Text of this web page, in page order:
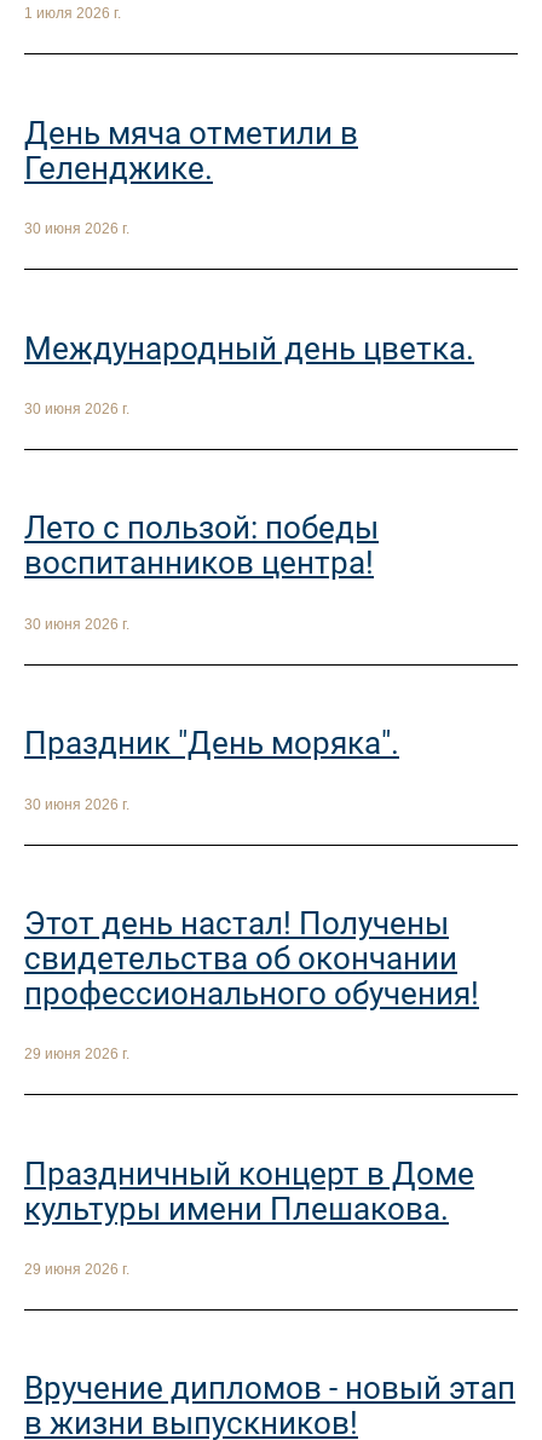
1 июля 2026 г.
День мяча отметили в
Геленджике.
30 июня 2026 г.
Международный день цветка.
30 июня 2026 г.
Лето с пользой: победы
воспитанников центра!
30 июня 2026 г.
Праздник "День моряка".
30 июня 2026 г.
Этот день настал! Получены
свидетельства об окончании
профессионального обучения!
29 июня 2026 г.
Праздничный концерт в Доме
культуры имени Плешакова.
29 июня 2026 г.
Вручение дипломов - новый этап
в жизни выпускников!